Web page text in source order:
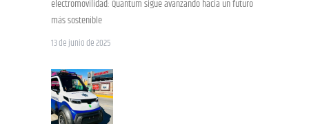
electromovilidad: Quantum sigue avanzando hacia un futuro
más sostenible
13 de junio de 2025